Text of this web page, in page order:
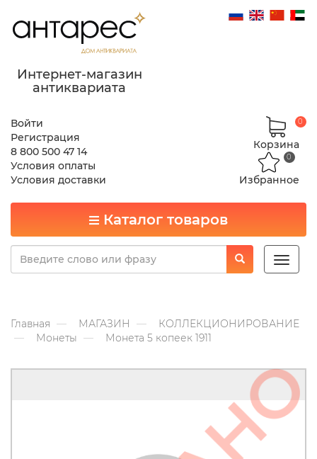
Интернет-магазин
антиквариата
Войти
Регистрация
8 800 500 47 14
Условия оплаты
Условия доставки
Корзина
0
Избранное
0
Каталог товаров
Toggle
Главная МАГАЗИН
КОЛЛЕКЦИОНИРОВАНИЕ
Монеты
Монета 5 копеек 1911